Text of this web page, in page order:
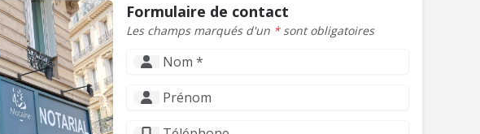
Formulaire de contact
Les champs marqués d'un *sont obligatoires